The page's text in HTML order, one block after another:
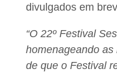
divulgados em
“O 22º Festival
homenageando
de que o Festival